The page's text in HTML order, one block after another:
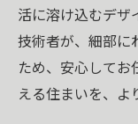
活に溶け込むデザ
技術者が、細部に
ため、安心してお
える住まいを、よ